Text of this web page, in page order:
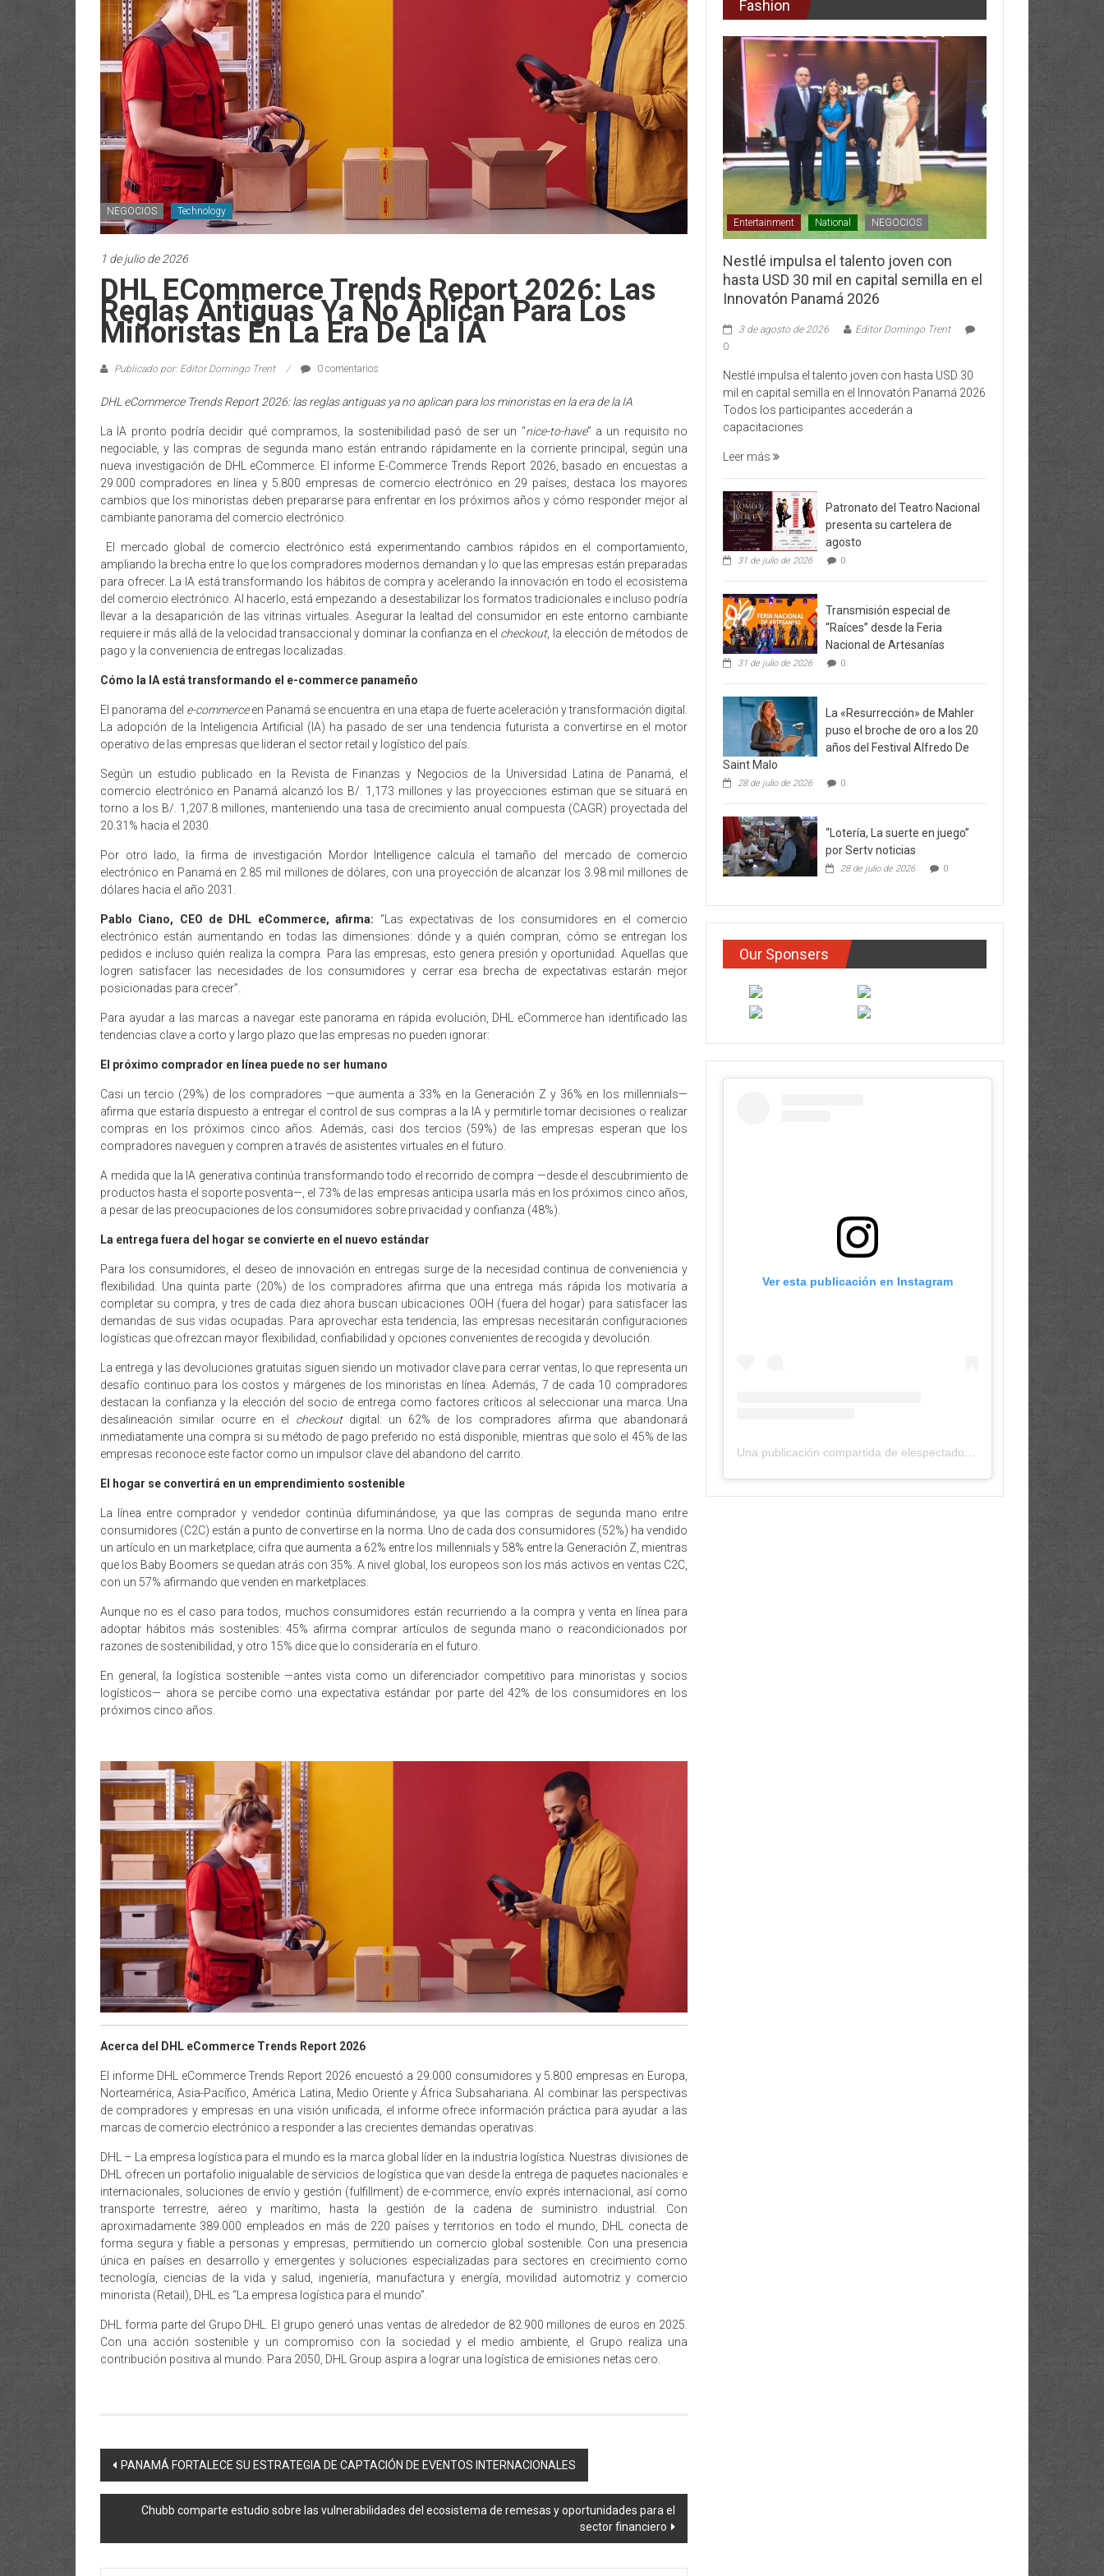
NEGOCIOS Technology
1 de julio de 2026
DHL ECommerce Trends Report 2026: Las
Reglas Antiguas Ya No Aplican Para Los
Minoristas En La Era De La IA
Publicado por: Editor Domingo Trent 0 comentarios
DHL eCommerce Trends Report 2026: las reglas antiguas ya no aplican para los minoristas en la era de la IA
La IA pronto podría decidir qué compramos, la sostenibilidad pasó de ser un “nice-to-have” a un requisito no
negociable, y las compras de segunda mano están entrando rápidamente en la corriente principal, según una
nueva investigación de DHL eCommerce. El informe E-Commerce Trends Report 2026, basado en encuestas a
29.000 compradores en línea y 5.800 empresas de comercio electrónico en 29 países, destaca los mayores
cambios que los minoristas deben prepararse para enfrentar en los próximos años y cómo responder mejor al
cambiante panorama del comercio electrónico.
El mercado global de comercio electrónico está experimentando cambios rápidos en el comportamiento,
ampliando la brecha entre lo que los compradores modernos demandan y lo que las empresas están preparadas
para ofrecer. La IA está transformando los hábitos de compra y acelerando la innovación en todo el ecosistema
del comercio electrónico. Al hacerlo, está empezando a desestabilizar los formatos tradicionales e incluso podría
llevar a la desaparición de las vitrinas virtuales. Asegurar la lealtad del consumidor en este entorno cambiante
requiere ir más allá de la velocidad transaccional y dominar la confianza en el checkout, la elección de métodos de
pago y la conveniencia de entregas localizadas.
Cómo la IA está transformando el e-commerce panameño
El panorama del e-commerceen Panamá se encuentra en una etapa de fuerte aceleración y transformación digital.
La adopción de la Inteligencia Artificial (IA) ha pasado de ser una tendencia futurista a convertirse en el motor
operativo de las empresas que lideran el sector retail y logístico del país.
Según un estudio publicado en la Revista de Finanzas y Negocios de la Universidad Latina de Panamá, el
comercio electrónico en Panamá alcanzó los B/. 1,173 millones y las proyecciones estiman que se situará en
torno a los B/. 1,207.8 millones, manteniendo una tasa de crecimiento anual compuesta (CAGR) proyectada del
20.31% hacia el 2030.
Por otro lado, la firma de investigación Mordor Intelligence calcula el tamaño del mercado de comercio
electrónico en Panamá en 2.85 mil millones de dólares, con una proyección de alcanzar los 3.98 mil millones de
dólares hacia el año 2031.
Pablo Ciano, CEO de DHL eCommerce, afirma: “Las expectativas de los consumidores en el comercio
electrónico están aumentando en todas las dimensiones: dónde y a quién compran, cómo se entregan los
pedidos e incluso quién realiza la compra. Para las empresas, esto genera presión y oportunidad. Aquellas que
logren satisfacer las necesidades de los consumidores y cerrar esa brecha de expectativas estarán mejor
posicionadas para crecer”.
Para ayudar a las marcas a navegar este panorama en rápida evolución, DHL eCommerce han identificado las
tendencias clave a corto y largo plazo que las empresas no pueden ignorar:
El próximo comprador en línea puede no ser humano
Casi un tercio (29%) de los compradores —que aumenta a 33% en la Generación Z y 36% en los millennials—
afirma que estaría dispuesto a entregar el control de sus compras a la IA y permitirle tomar decisiones o realizar
compras en los próximos cinco años. Además, casi dos tercios (59%) de las empresas esperan que los
compradores naveguen y compren a través de asistentes virtuales en el futuro.
A medida que la IA generativa continúa transformando todo el recorrido de compra —desde el descubrimiento de
productos hasta el soporte posventa—, el 73% de las empresas anticipa usarla más en los próximos cinco años,
a pesar de las preocupaciones de los consumidores sobre privacidad y confianza (48%).
La entrega fuera del hogar se convierte en el nuevo estándar
Para los consumidores, el deseo de innovación en entregas surge de la necesidad continua de conveniencia y
flexibilidad. Una quinta parte (20%) de los compradores afirma que una entrega más rápida los motivaría a
completar su compra, y tres de cada diez ahora buscan ubicaciones OOH (fuera del hogar) para satisfacer las
demandas de sus vidas ocupadas. Para aprovechar esta tendencia, las empresas necesitarán configuraciones
logísticas que ofrezcan mayor flexibilidad, confiabilidad y opciones convenientes de recogida y devolución.
La entrega y las devoluciones gratuitas siguen siendo un motivador clave para cerrar ventas, lo que representa un
desafío continuo para los costos y márgenes de los minoristas en línea. Además, 7 de cada 10 compradores
destacan la confianza y la elección del socio de entrega como factores críticos al seleccionar una marca. Una
desalineación similar ocurre en el checkoutdigital: un 62% de los compradores afirma que abandonará
inmediatamente una compra si su método de pago preferido no está disponible, mientras que solo el 45% de las
empresas reconoce este factor como un impulsor clave del abandono del carrito.
El hogar se convertirá en un emprendimiento sostenible
La línea entre comprador y vendedor continúa difuminándose, ya que las compras de segunda mano entre
consumidores (C2C) están a punto de convertirse en la norma. Uno de cada dos consumidores (52%) ha vendido
un artículo en un marketplace, cifra que aumenta a 62% entre los millennials y 58% entre la Generación Z, mientras
que los Baby Boomers se quedan atrás con 35%. A nivel global, los europeos son los más activos en ventas C2C,
con un 57% afirmando que venden en marketplaces.
Aunque no es el caso para todos, muchos consumidores están recurriendo a la compra y venta en línea para
adoptar hábitos más sostenibles: 45% afirma comprar artículos de segunda mano o reacondicionados por
razones de sostenibilidad, y otro 15% dice que lo consideraría en el futuro.
En general, la logística sostenible —antes vista como un diferenciador competitivo para minoristas y socios
logísticos— ahora se percibe como una expectativa estándar por parte del 42% de los consumidores en los
próximos cinco años.
Acerca del DHL eCommerce Trends Report 2026
El informe DHL eCommerce Trends Report 2026 encuestó a 29.000 consumidores y 5.800 empresas en Europa,
Norteamérica, Asia-Pacífico, América Latina, Medio Oriente y África Subsahariana. Al combinar las perspectivas
de compradores y empresas en una visión unificada, el informe ofrece información práctica para ayudar a las
marcas de comercio electrónico a responder a las crecientes demandas operativas.
DHL – La empresa logística para el mundo es la marca global líder en la industria logística. Nuestras divisiones de
DHL ofrecen un portafolio inigualable de servicios de logística que van desde la entrega de paquetes nacionales e
internacionales, soluciones de envío y gestión (fulfillment) de e-commerce, envío exprés internacional, así como
transporte terrestre, aéreo y marítimo, hasta la gestión de la cadena de suministro industrial. Con
aproximadamente 389.000 empleados en más de 220 países y territorios en todo el mundo, DHL conecta de
forma segura y fiable a personas y empresas, permitiendo un comercio global sostenible. Con una presencia
única en países en desarrollo y emergentes y soluciones especializadas para sectores en crecimiento como
tecnología, ciencias de la vida y salud, ingeniería, manufactura y energía, movilidad automotriz y comercio
minorista (Retail), DHL es “La empresa logística para el mundo”.
DHL forma parte del Grupo DHL. El grupo generó unas ventas de alrededor de 82.900 millones de euros en 2025.
Con una acción sostenible y un compromiso con la sociedad y el medio ambiente, el Grupo realiza una
contribución positiva al mundo. Para 2050, DHL Group aspira a lograr una logística de emisiones netas cero.
Navegación
de
entradas
PANAMÁ FORTALECE SU ESTRATEGIA DE CAPTACIÓN DE EVENTOS INTERNACIONALES
Chubb comparte estudio sobre las vulnerabilidades del ecosistema de remesas y oportunidades para el
sector financiero
Fashion
Entertainment National NEGOCIOS
Nestlé impulsa el talento joven con
hasta USD 30 mil en capital semilla en el
Innovatón Panamá 2026
3 de agosto de 2026
Editor Domingo Trent
0
Nestlé impulsa el talento joven con hasta USD 30
mil en capital semilla en el Innovatón Panamá 2026
Todos los participantes accederán a
capacitaciones
Leer más
Patronato del Teatro Nacional
presenta su cartelera de
agosto
31 de julio de 2026 0
Transmisión especial de
“Raíces” desde la Feria
Nacional de Artesanías
31 de julio de 2026 0
La «Resurrección» de Mahler
puso el broche de oro a los 20
años del Festival Alfredo De
Saint Malo
28 de julio de 2026 0
“Lotería, La suerte en juego”
por Sertv noticias
28 de julio de 2026 0
Our Sponsers
Ver esta publicación en Instagram
Una publicación compartida de elespectadordepanama (@elespectadordepanama)